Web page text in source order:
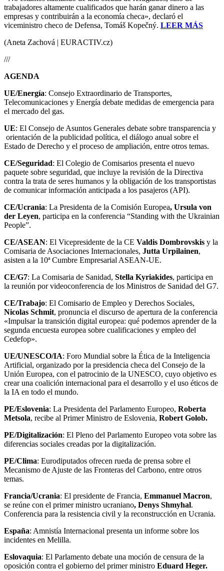
trabajadores altamente cualificados que harán ganar dinero a las
empresas y contribuirán a la economía checa», declaró el
viceministro checo de Defensa, Tomáš Kopečný. LEER MÁS
(Aneta Zachová | EURACTIV.cz)
///
AGENDA
UE/Energía: Consejo Extraordinario de Transportes,
Telecomunicaciones y Energía debate medidas de emergencia para
el mercado del gas.
UE: El Consejo de Asuntos Generales debate sobre transparencia y
orientación de la publicidad política, el diálogo anual sobre el
Estado de Derecho y el proceso de ampliación, entre otros temas.
CE/Seguridad: El Colegio de Comisarios presenta el nuevo
paquete sobre seguridad, que incluye la revisión de la Directiva
contra la trata de seres humanos y la obligación de los transportistas
de comunicar información anticipada a los pasajeros (API).
CE/Ucrania: La Presidenta de la Comisión Europea, Ursula von
der Leyen, participa en la conferencia “Standing with the Ukrainian
People”.
CE/ASEAN: El Vicepresidente de la CE Valdis Dombrovskis y la
Comisaria de Asociaciones Internacionales, Jutta Urpilainen,
asisten a la 10ª Cumbre Empresarial ASEAN-UE.
CE/G7: La Comisaria de Sanidad, Stella Kyriakides, participa en
la reunión por videoconferencia de los Ministros de Sanidad del G7.
CE/Trabajo: El Comisario de Empleo y Derechos Sociales,
Nicolas Schmit, pronuncia el discurso de apertura de la conferencia
«Impulsar la transición digital europea: qué podemos aprender de la
segunda encuesta europea sobre cualificaciones y empleo del
Cedefop».
UE/UNESCO/IA: Foro Mundial sobre la Ética de la Inteligencia
Artificial, organizado por la presidencia checa del Consejo de la
Unión Europea, con el patrocinio de la UNESCO, cuyo objetivo es
crear una coalición internacional para el desarrollo y el uso éticos de
la IA en todo el mundo.
PE/Eslovenia: La Presidenta del Parlamento Europeo, Roberta
Metsola, recibe al Primer Ministro de Eslovenia, Robert Golob.
PE/Digitalización: El Pleno del Parlamento Europeo vota sobre las
diferencias sociales creadas por la digitalización.
PE/Clima: Eurodiputados ofrecen rueda de prensa sobre el
Mecanismo de Ajuste de las Fronteras del Carbono, entre otros
temas.
Francia/Ucrania: El presidente de Francia, Emmanuel Macron,
se reúne con el primer ministro ucraniano, Denys Shmyhal.
Conferencia para la resistencia civil y la reconstrucción en Ucrania.
España: Amnistía Internacional presenta un informe sobre los
incidentes en Melilla.
Eslovaquia: El Parlamento debate una moción de censura de la
oposición contra el gobierno del primer ministro Eduard Heger.